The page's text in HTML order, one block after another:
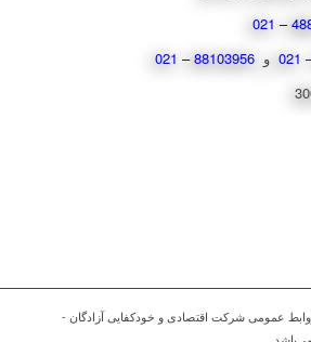
و
عمومی شرکت اقتصادی و خودکفایی آزادگان -